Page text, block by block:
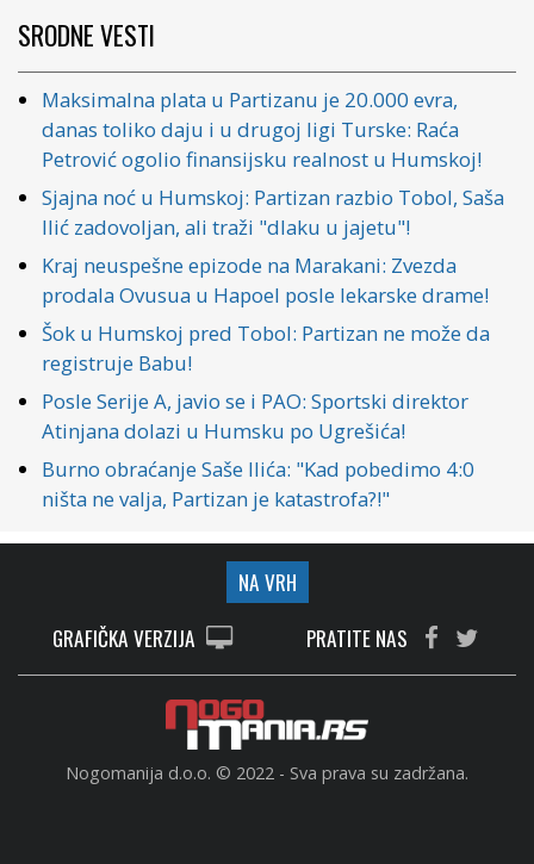
SRODNE VESTI
Maksimalna plata u Partizanu je 20.000 evra,
danas toliko daju i u drugoj ligi Turske: Raća
Petrović ogolio finansijsku realnost u Humskoj!
Sjajna noć u Humskoj: Partizan razbio Tobol, Saša
Ilić zadovoljan, ali traži "dlaku u jajetu"!
Kraj neuspešne epizode na Marakani: Zvezda
prodala Ovusua u Hapoel posle lekarske drame!
Šok u Humskoj pred Tobol: Partizan ne može da
registruje Babu!
Posle Serije A, javio se i PAO: Sportski direktor
Atinjana dolazi u Humsku po Ugrešića!
Burno obraćanje Saše Ilića: "Kad pobedimo 4:0
ništa ne valja, Partizan je katastrofa?!"
NA VRH
GRAFIČKA VERZIJA
PRATITE NAS
Nogomanija d.o.o. © 2022 - Sva prava su zadržana.